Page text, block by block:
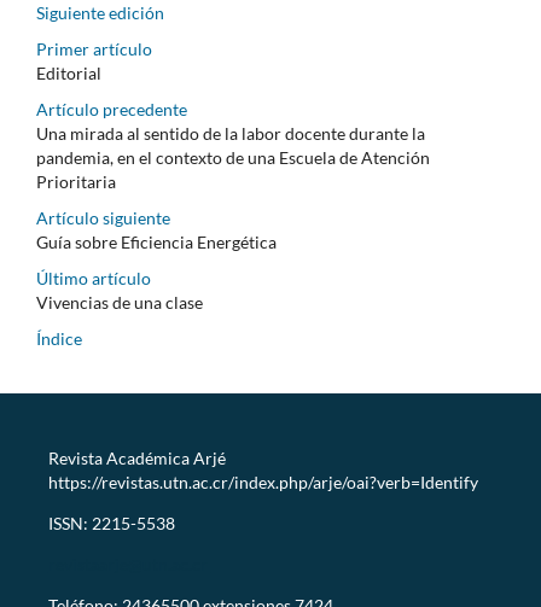
Siguiente edición
Primer artículo
Editorial
Artículo precedente
Una mirada al sentido de la labor docente durante la
pandemia, en el contexto de una Escuela de Atención
Prioritaria
Artículo siguiente
Guía sobre Eficiencia Energética
Último artículo
Vivencias de una clase
Índice
Revista Académica Arjé
https://revistas.utn.ac.cr/index.php/arje/oai?verb=Identify
ISSN: 2215-5538